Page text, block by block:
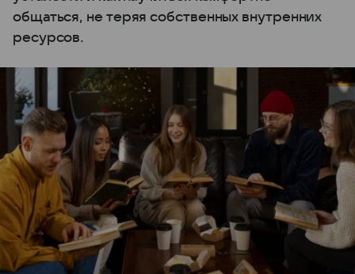
общаться, не теряя собственных внутренних
ресурсов.